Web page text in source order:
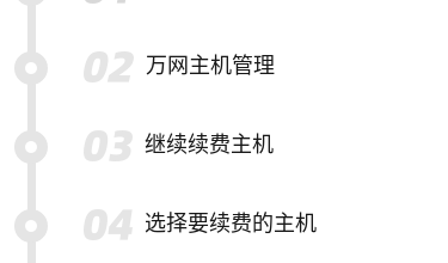
万网主机管理
继续续费主机
选择要续费的主机